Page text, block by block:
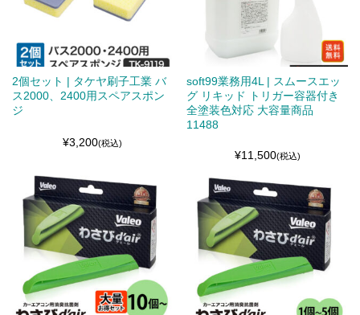
2個セット | タケヤ刷子工業 バ
ス2000、2400用スペアスポン
ジ
¥3,200(税込)
soft99業務用4L | スムースエッ
グ リキッド トリガー容器付き
全塗装色対応 大容量商品
11488
¥11,500(税込)